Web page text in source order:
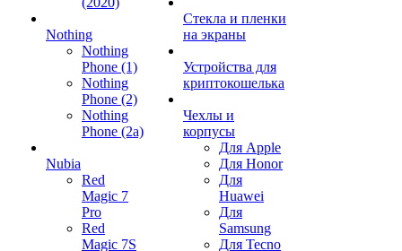
Nothing
Nothing
Phone (1)
Nothing
Phone (2)
Nothing
Phone (2a)
Nubia
Red
Magic 7
Pro
Red
Magic 7S
Стекла и пленки
на экраны
Устройства для
криптокошелька
Чехлы и
корпусы
Для Apple
Для Honor
Для
Huawei
Для
Samsung
Для Tecno